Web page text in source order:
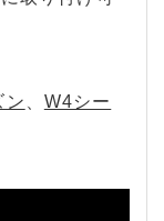
ン
W4シー